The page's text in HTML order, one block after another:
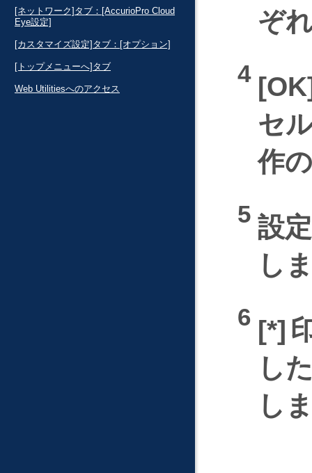
[ネットワーク]タブ：[AccurioPro Cloud
Eye設定]
[カスタマイズ設定]タブ：[オプション]
[トップメニューへ]タブ
Web Utilitiesへのアクセス
ぞ
OK
セ
作
設
し
*
し
し